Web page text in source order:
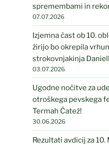
spremembami in
07.07.2026
Izjemna čast ob 10.
žirijo bo okrepila
strokovnjakinja
03.07.2026
Ugodne nočitve za
otroškega pevskega
Termah Čatež!
30.06.2026
Rezultati avdicij za